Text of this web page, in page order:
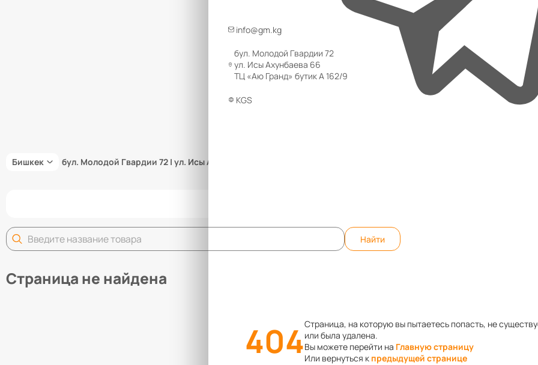
info@gm.kg
бул. Молодой Гвардии 72
ул. Исы Ахунбаева 66
ТЦ «Аю Гранд» бутик А 162/9
KGS
Бишкек бул. Молодой Гвардии 72 | ул. Исы Ахунбаева 66 | ТЦ «Аю Гранд» бутик А 162/9
Найти
Страница не найдена
404Страница, на которую вы пытаетесь попасть, не
или была удалена.
Вы можете перейти на Главную страницу
Или вернуться к предыдущей странице